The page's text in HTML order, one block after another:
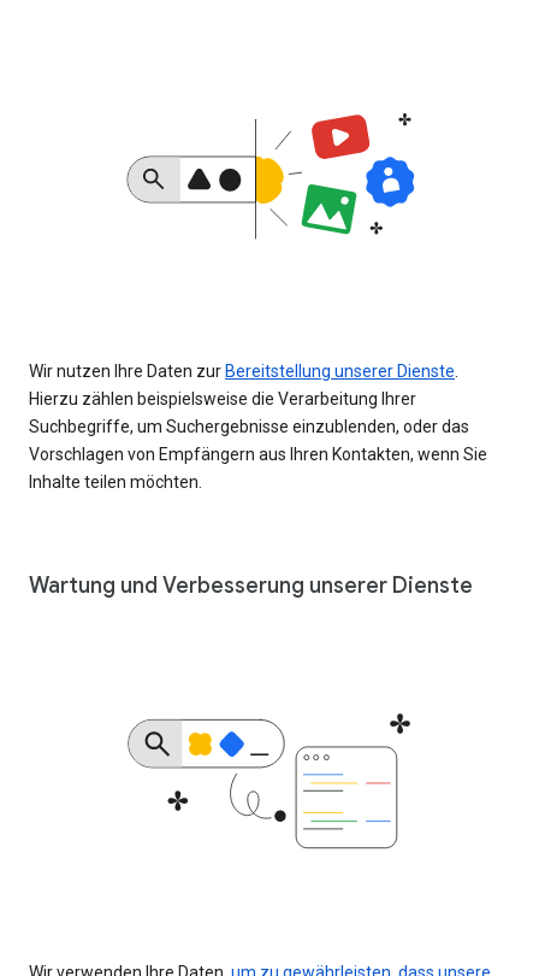
Wir nutzen Ihre Daten zur Bereitstellung unserer Dienste
Hierzu zählen beispielsweise die Verarbeitung Ihrer
Suchbegriffe, um Suchergebnisse einzublenden, oder das
Vorschlagen von Empfängern aus Ihren Kontakten, wenn Sie
Inhalte teilen möchten.
Wartung und Verbesserung unserer Dienste